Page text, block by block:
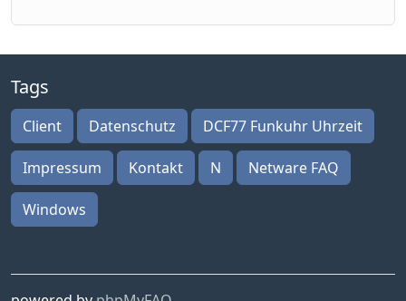
Tags
Client Datenschutz DCF77 Funkuhr Uhrzeit
Impressum Kontakt N Netware FAQ
Windows